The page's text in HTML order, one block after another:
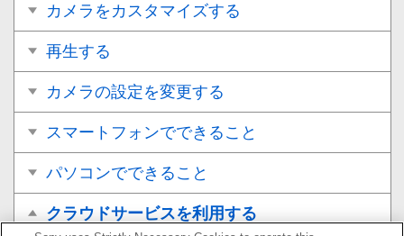
カメラをカスタマイズする
再生する
カメラの設定を変更する
スマートフォンでできること
パソコンでできること
クラウドサービスを利用する